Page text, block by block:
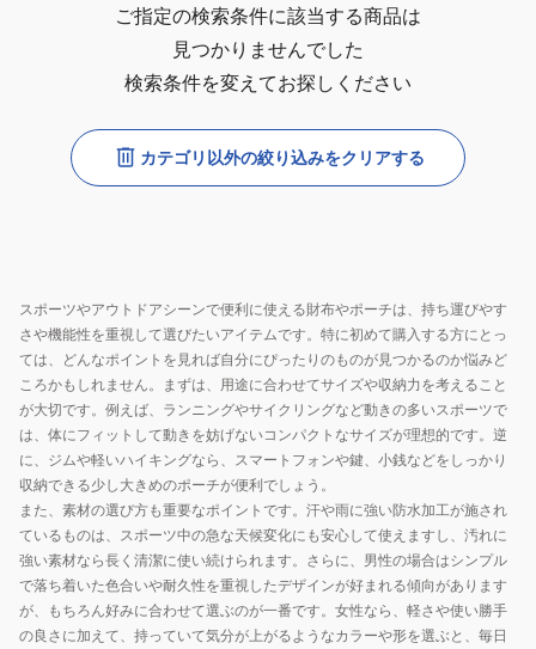
ご指定の検索条件に該当する商品は
見つかりませんでした
検索条件を変えてお探しください
カテゴリ以外の絞り込みをクリアする
スポーツやアウトドアシーンで便利に使える財布やポーチは、持ち運びやす
さや機能性を重視して選びたいアイテムです。特に初めて購入する方にとっ
ては、どんなポイントを見れば自分にぴったりのものが見つかるのか悩みど
ころかもしれません。まずは、用途に合わせてサイズや収納力を考えること
が大切です。例えば、ランニングやサイクリングなど動きの多いスポーツで
は、体にフィットして動きを妨げないコンパクトなサイズが理想的です。逆
に、ジムや軽いハイキングなら、スマートフォンや鍵、小銭などをしっかり
収納できる少し大きめのポーチが便利でしょう。
また、素材の選び方も重要なポイントです。汗や雨に強い防水加工が施され
ているものは、スポーツ中の急な天候変化にも安心して使えますし、汚れに
強い素材なら長く清潔に使い続けられます。さらに、男性の場合はシンプル
で落ち着いた色合いや耐久性を重視したデザインが好まれる傾向があります
が、もちろん好みに合わせて選ぶのが一番です。女性なら、軽さや使い勝手
の良さに加えて、持っていて気分が上がるようなカラーや形を選ぶと、毎日